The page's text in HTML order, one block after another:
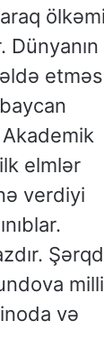
elmlər
verdiyi
milli
və